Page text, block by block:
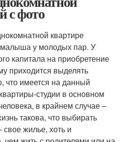
с фото
квартире
у молодых пар. У
капитала на приобретение
приходится выделять
что имеется на данный
студии в основном
в крайнем случае –
такова, что выбирать
жилье, хоть и